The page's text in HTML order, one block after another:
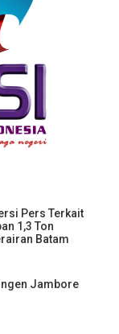
Pers Terkait
1,3 Ton
Batam
Jambore